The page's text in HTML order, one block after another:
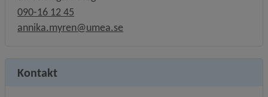
090-16 12 45
annika.myren@umea.se
Kontakt